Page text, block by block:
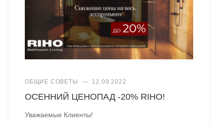
ОБЩИЕ СОВЕТЫ — 12.09.2022
ОСЕННИЙ ЦЕНОПАД -20% RIHO!
Уважаемые Клиенты!